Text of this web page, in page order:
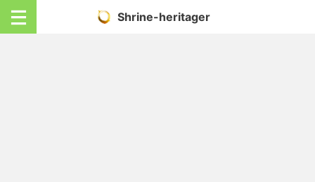
Shrine-heritager